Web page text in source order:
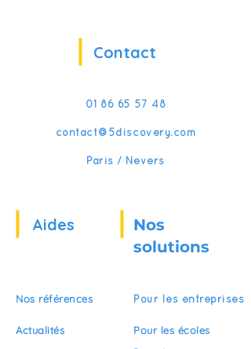
Contact
01 86 65 57 48
contact@5discovery.com
Paris / Nevers
Aides
Nos
solutions
Nos références
Actualités
Pour les entreprises
Pour les écoles